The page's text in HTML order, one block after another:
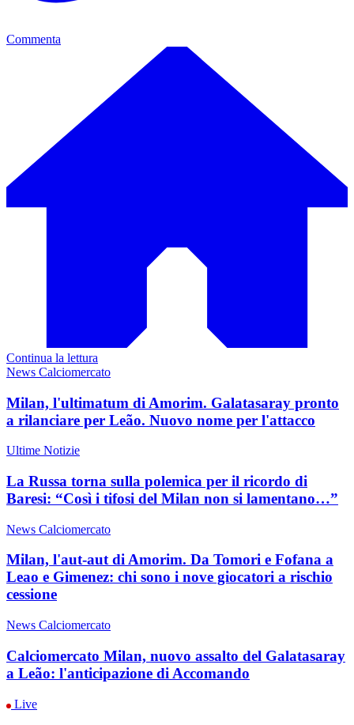
Commenta
Continua la lettura
News Calciomercato
Milan, l'ultimatum di Amorim. Galatasaray pronto
a rilanciare per Leão. Nuovo nome per l'attacco
Ultime Notizie
La Russa torna sulla polemica per il ricordo di
Baresi: “Così i tifosi del Milan non si lamentano…”
News Calciomercato
Milan, l'aut-aut di Amorim. Da Tomori e Fofana a
Leao e Gimenez: chi sono i nove giocatori a rischio
cessione
News Calciomercato
Calciomercato Milan, nuovo assalto del Galatasaray
a Leão: l'anticipazione di Accomando
Live